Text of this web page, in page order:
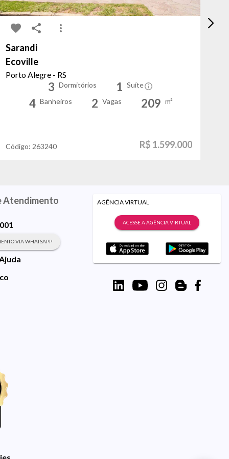
Sarandi
Ecoville
Porto Alegre - RS
3 Dormitórios 1 Suíte
4 Banheiros 2 Vagas 209 m²
Código: 263240 R$ 1.599.000
Atendimento
VIA WHATSAPP
AGÊNCIA VIRTUAL
ACESSE A AGÊNCIA VIRTUAL